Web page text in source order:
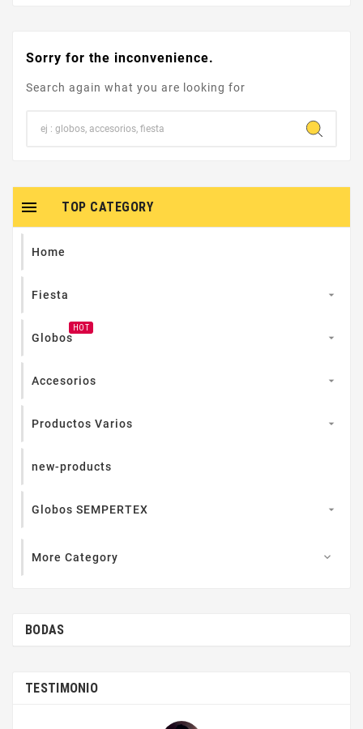
Sorry for the inconvenience.
Search again what you are looking for
TOP CATEGORY

Home
Fiesta 
Globos
HOT

Accesorios 
Productos Varios 
new-products
Globos SEMPERTEX 
More Category 
BODAS
TESTIMONIO